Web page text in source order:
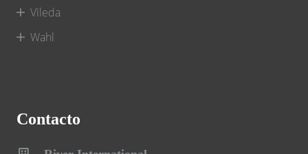
Vileda
Wahl
Contacto